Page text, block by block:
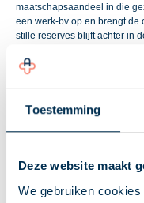
Toestemming
Deze website maakt
We gebruiken
maatschapsaandeel in die
een werk-bv op en brengt
stille reserves blijft achter in
Geheel van
De inspecteur wijst het
dit geval is dat de